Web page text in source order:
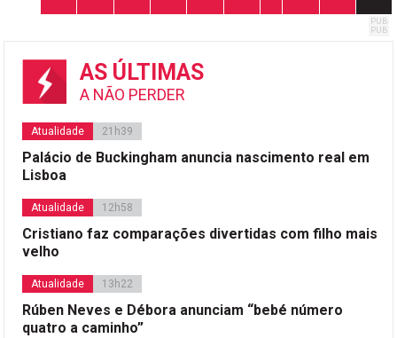
dos
AS ÚLTIMAS
A NÃO PERDER
Atualidade 21h39
Palácio de Buckingham anuncia nascimento real em
Lisboa
Atualidade 12h58
Cristiano faz comparações divertidas com filho mais
velho
Atualidade 13h22
Rúben Neves e Débora anunciam “bebé número
quatro a caminho”